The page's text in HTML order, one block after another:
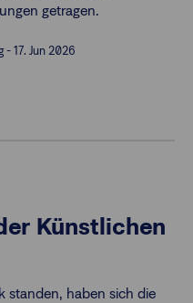
getragen.
- 17. Jun 2026
Künstlichen
standen, haben sich die